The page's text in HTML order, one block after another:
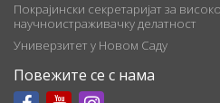
Покрајински секретаријат за
научноистраживачку делатност
Универзитет у Новом Саду
Повежите се с нама